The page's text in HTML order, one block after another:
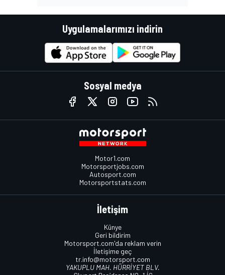
Uygulamalarımızı indirin
Sosyal medya
Motor1.com
Motorsportjobs.com
Autosport.com
Motorsportstats.com
İletişim
Künye
Geri bildirim
Motorsport.com'da reklam verin
İletişime geç
tr.info@motorsport.com
YAKUPLU MAH. HÜRRİYET BLV.